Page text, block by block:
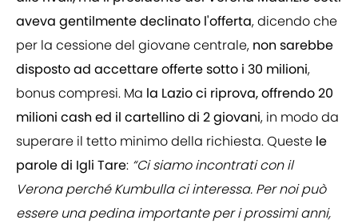
aveva gentilmente declinato l'offerta, dicendo che
per la cessione del giovane centrale, non sarebbe
disposto ad accettare offerte sotto i 30 milioni,
bonus compresi. Ma la Lazio ci riprova, offrendo 20
milioni cash ed il cartellino di 2 giovani, in modo da
superare il tetto minimo della richiesta. Queste le
parole di Igli Tare: “Ci siamo incontrati con il
Verona perché Kumbulla ci interessa. Per noi può
essere una pedina importante per i prossimi anni,